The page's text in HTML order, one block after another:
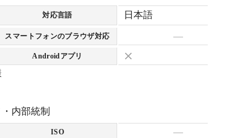
対応言語 日本語
スマートフォンのブラウザ対応 —
Androidアプリ
内部統制
ISO —